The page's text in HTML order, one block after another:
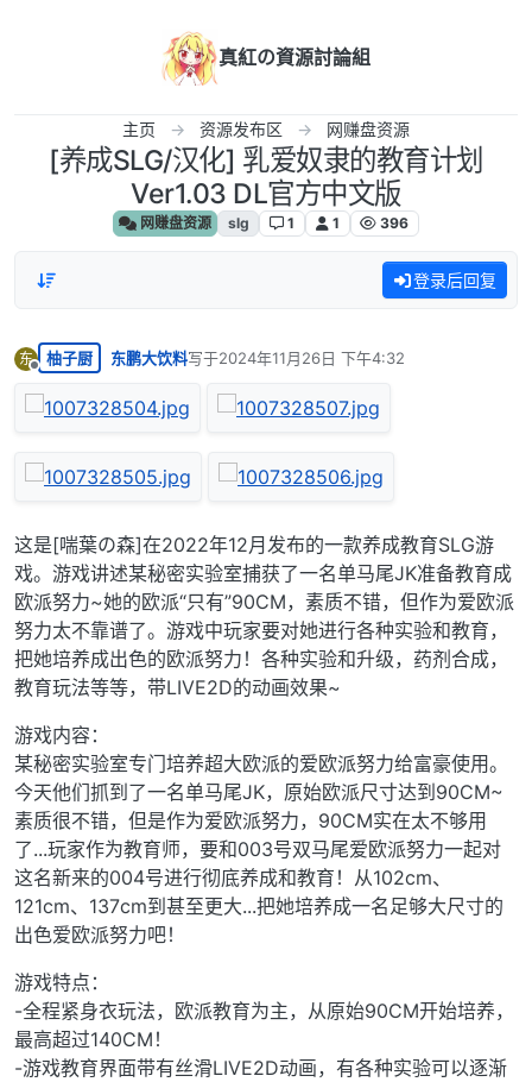
真紅の資源討論組
主页 资源发布区 网赚盘资源
[养成SLG/汉化] 乳爱奴隶的教育计划
Ver1.03 DL官方中文版
网赚盘资源 slg 1 1 396
登录后回复
东
离线
柚子厨 东鹏大饮料写于2024年11月26日 下午4:32
最后由 编辑
这是[喘葉の森]在2022年12月发布的一款养成教育SLG游
戏。游戏讲述某秘密实验室捕获了一名单马尾JK准备教育成
欧派努力~她的欧派“只有”90CM，素质不错，但作为爱欧派
努力太不靠谱了。游戏中玩家要对她进行各种实验和教育，
把她培养成出色的欧派努力！各种实验和升级，药剂合成，
教育玩法等等，带LIVE2D的动画效果~
游戏内容：
某秘密实验室专门培养超大欧派的爱欧派努力给富豪使用。
今天他们抓到了一名单马尾JK，原始欧派尺寸达到90CM~
素质很不错，但是作为爱欧派努力，90CM实在太不够用
了...玩家作为教育师，要和003号双马尾爱欧派努力一起对
这名新来的004号进行彻底养成和教育！从102cm、
121cm、137cm到甚至更大...把她培养成一名足够大尺寸的
出色爱欧派努力吧！
游戏特点：
-全程紧身衣玩法，欧派教育为主，从原始90CM开始培养，
最高超过140CM！
-游戏教育界面带有丝滑LIVE2D动画，有各种实验可以逐渐